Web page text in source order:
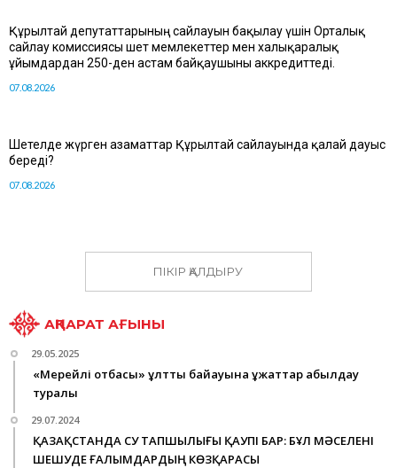
Құрылтай депутаттарының сайлауын бақылау үшін Орталық
сайлау комиссиясы шет мемлекеттер мен халықаралық
ұйымдардан 250-ден астам байқаушыны аккредиттеді.
07.08.2026
Шетелде жүрген азаматтар Құрылтай сайлауында қалай дауыс
береді?
07.08.2026
ПІКІР ҚАЛДЫРУ
АҚПАРАТ АҒЫНЫ
29.05.2025
«Мерейлі отбасы» ұлттық байқауына құжаттар қабылдау
туралы
29.07.2024
ҚАЗАҚСТАНДА СУ ТАПШЫЛЫҒЫ ҚАУПІ БАР: БҰЛ МӘСЕЛЕНІ
ШЕШУДЕ ҒАЛЫМДАРДЫҢ КӨЗҚАРАСЫ